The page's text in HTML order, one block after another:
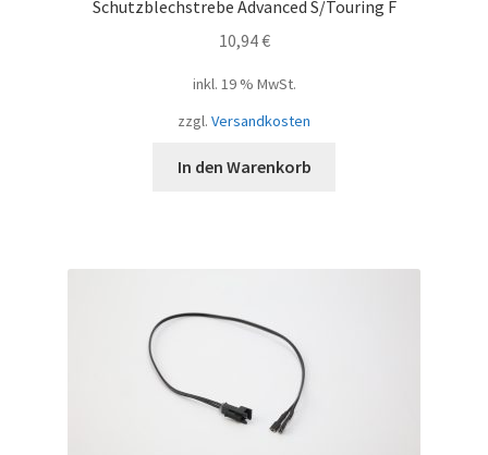
Schutzblechstrebe Advanced S/Touring F
10,94€
inkl. 19 % MwSt.
zzgl. Versandkosten
In den Warenkorb